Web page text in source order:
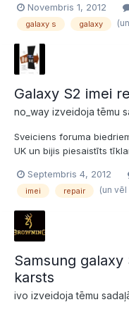
savādāk redzēt telefonu
nevajadzīgs displejs?
Novembris 1, 2012
galaxy s galaxy
Galaxy S2 imei
no_way izveidoja tēmu
Sveiciens foruma
UK un bijis piesaistīts
pē ,kuru izraisa
forums un risinājumi ir 3:...
Septembris 4, 2012
imei repair (un
Samsung
karsts
ivo izveidoja tēmu